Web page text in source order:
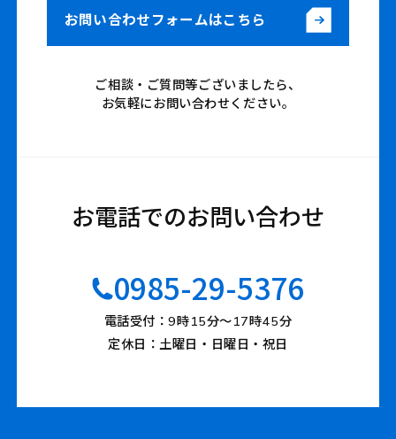
お問い合わせフォームはこちら
ご相談・ご質問等ございましたら、
お気軽にお問い合わせください。
お電話でのお問い合わせ
0985-29-5376
電話受付：9時15分〜17時45分
定休日：土曜日・日曜日・祝日